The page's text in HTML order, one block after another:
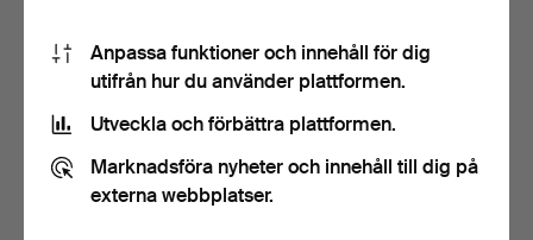
Anpassa funktioner och innehåll för dig
utifrån hur du använder plattformen.
Utveckla och förbättra plattformen.
Marknadsföra nyheter och innehåll till dig på
externa webbplatser.